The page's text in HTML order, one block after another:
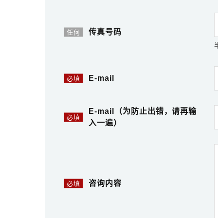
任何 传真号码
必填 E-mail
必填
E-mail（为防止出错，请再输
入一遍）
必填 咨询内容